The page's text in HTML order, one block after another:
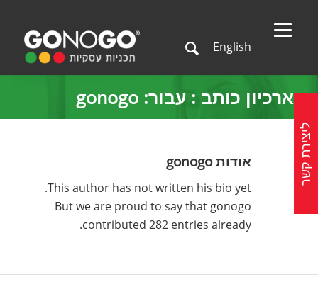
English
ארכיון כותב : עבור: gonogo
אודותgonogo
This author has not written his bio yet.
But we are proud to say that gonogo
contributed 282 entries already.
ליצירת קשר